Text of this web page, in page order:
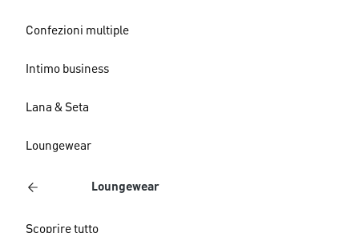
Confezioni multiple
Intimo business
Lana & Seta
Loungewear
Loungewear
Scoprire tutto